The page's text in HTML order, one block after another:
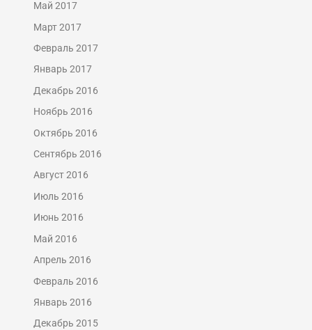
Май 2017
Март 2017
Февраль 2017
Январь 2017
Декабрь 2016
Ноябрь 2016
Октябрь 2016
Сентябрь 2016
Август 2016
Июль 2016
Июнь 2016
Май 2016
Апрель 2016
Февраль 2016
Январь 2016
Декабрь 2015